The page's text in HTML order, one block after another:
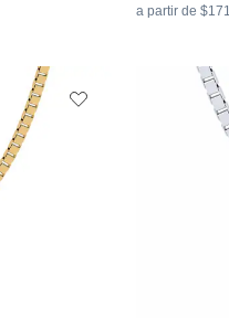
a partir de $171